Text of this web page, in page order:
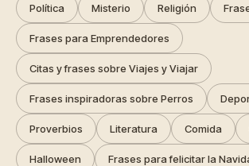
Política Misterio Religión
Frases para Emprendedores
Citas y frases sobre Viajes y Viajar
Frases inspiradoras sobre Perros
Proverbios Literatura Comida
Halloween Frases para felicitar la